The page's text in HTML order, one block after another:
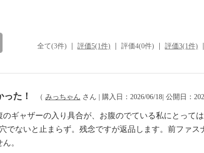
全て(3件) 評価5(1件) 評価4(0件) 評価3(1件)
た！ （ みっちゃん さん | 購入日：2026/06/18| 公開日：
ギャザーの入り具合が、お腹のでている私にとって
でないと止まらず。残念ですが返品します。前ファ
。